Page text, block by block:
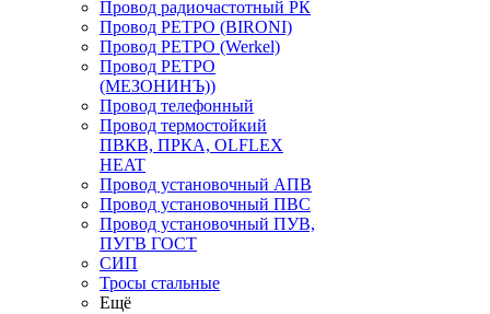
Провод радиочастотный РК
Провод РЕТРО (BIRONI)
Провод РЕТРО (Werkel)
Провод РЕТРО
(МЕЗОНИНЪ))
Провод телефонный
Провод термостойкий
ПВКВ, ПРКА, OLFLEX
HEAT
Провод установочный АПВ
Провод установочный ПВС
Провод установочный ПУВ,
ПУГВ ГОСТ
СИП
Тросы стальные
Ещё